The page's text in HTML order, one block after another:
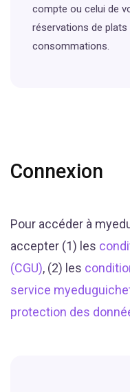
compte ou celui de
réservations de plats
consommations.
Connexion
Pour accéder à
accepter (1) les
(CGU), (2) les
service
protection des